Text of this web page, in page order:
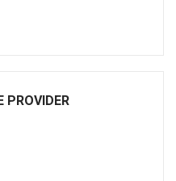
PROVIDER